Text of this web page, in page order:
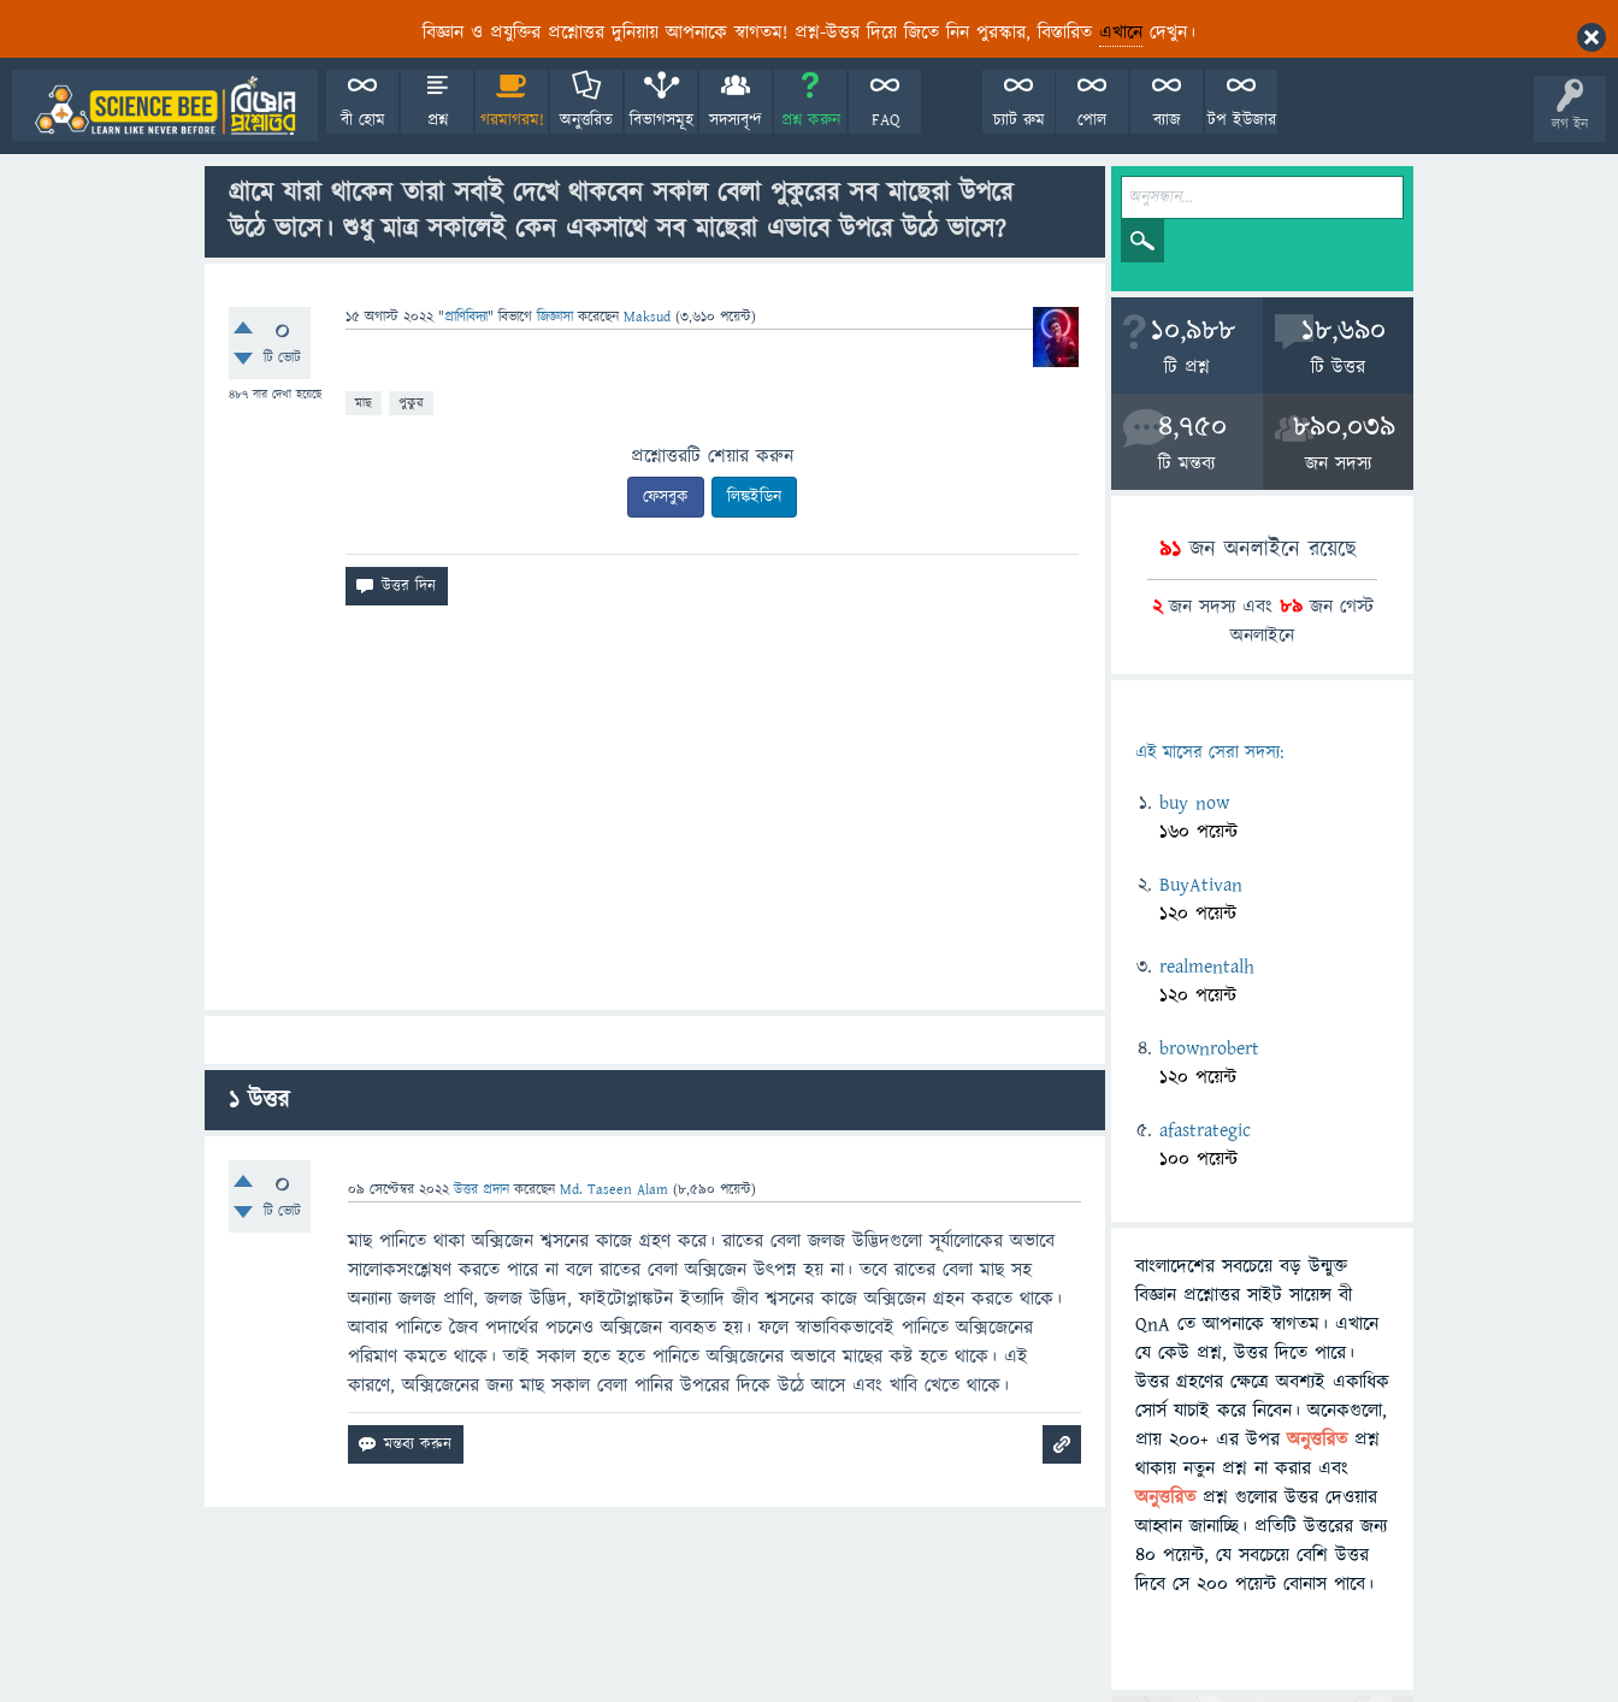
বিজ্ঞান ও প্রযুক্তির প্রশ্নোত্তর দুনিয়ায় আপনাকে স্বাগতম! প্রশ্ন-উত্তর দিয়ে জিতে নিন পুরস্কার, বিস্তারিত এখানেদেখুন।
লগ ইন
বী হোম প্রশ্ন গরমাগরম! অনুত্তরিত বিভাগসমূহ সদস্যবৃন্দ প্রশ্ন করুন FAQ টপ ইউজার
ব্যাজ
পোল
চ্যাট রুম
গ্রামে যারা থাকেন তারা সবাই দেখে থাকবেন সকাল বেলা পুকুরের সব মাছেরা উপরে
উঠে ভাসে। শুধু মাত্র সকালেই কেন একসাথে সব মাছেরা এভাবে উপরে উঠে ভাসে?
0
টি ভোট
487 বার দেখা হয়েছে
15 অগাস্ট 2022 "প্রাণিবিদ্যা" বিভাগে জিজ্ঞাসাকরেছেনMaksud (3,610 পয়েন্ট)
মাছ পুকুর
প্রশ্নোত্তরটি শেয়ার করুন
ফেসবুক লিঙ্কইডিন
1উত্তর
0
টি ভোট
09 সেপ্টেম্বর 2022 উত্তর প্রদান করেছেনMd. Taseen Alam (8,590 পয়েন্ট)
মাছ পানিতে থাকা অক্সিজেন শ্বসনের কাজে গ্রহণ করে। রাতের বেলা জলজ উদ্ভিদগুলো সূর্যালোকের অভাবে
সালোকসংশ্লেষণ করতে পারে না বলে রাতের বেলা অক্সিজেন উৎপন্ন হয় না। তবে রাতের বেলা মাছ সহ
অন্যান্য জলজ প্রাণি, জলজ উদ্ভিদ, ফাইটোপ্লাঙ্কটন ইত্যাদি জীব শ্বসনের কাজে অক্সিজেন গ্রহন করতে থাকে।
আবার পানিতে জৈব পদার্থের পচনেও অক্সিজেন ব্যবহৃত হয়। ফলে স্বাভাবিকভাবেই পানিতে অক্সিজেনের
পরিমাণ কমতে থাকে। তাই সকাল হতে হতে পানিতে অক্সিজেনের অভাবে মাছের কষ্ট হতে থাকে। এই
কারণে, অক্সিজেনের জন্য মাছ সকাল বেলা পানির উপরের দিকে উঠে আসে এবং খাবি খেতে থাকে।
10,988
টি প্রশ্ন
18,690
টি উত্তর
4,750
টি মন্তব্য
890,039
জন সদস্য
91জন অনলাইনে রয়েছে
2জন সদস্য এবং 89জন গেস্ট
অনলাইনে
এই মাসের সেরা সদস্য:
buy now
160 পয়েন্ট
BuyAtivan
120 পয়েন্ট
realmentalh
120 পয়েন্ট
brownrobert
120 পয়েন্ট
afastrategic
100 পয়েন্ট
বাংলাদেশের সবচেয়ে বড় উন্মুক্ত
বিজ্ঞান প্রশ্নোত্তর সাইট সায়েন্স বী
QnA তে আপনাকে স্বাগতম। এখানে
যে কেউ প্রশ্ন, উত্তর দিতে পারে।
উত্তর গ্রহণের ক্ষেত্রে অবশ্যই একাধিক
সোর্স যাচাই করে নিবেন। অনেকগুলো,
প্রায় ২০০+ এর উপরঅনুত্তরিতপ্রশ্ন
থাকায় নতুন প্রশ্ন না করার এবং
অনুত্তরিত প্রশ্ন গুলোর উত্তর দেওয়ার
আহ্বান জানাচ্ছি। প্রতিটি উত্তরের জন্য
৪০ পয়েন্ট, যে সবচেয়ে বেশি উত্তর
দিবে সে ২০০ পয়েন্ট বোনাস পাবে।